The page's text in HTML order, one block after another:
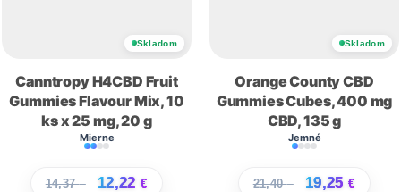
Skladom
Canntropy H4CBD Fruit
Gummies Flavour Mix, 10
ks x 25 mg, 20 g
Mierne
14,37€ 12,22 €
Skladom
Orange County CBD
Gummies Cubes, 400 mg
CBD, 135 g
Jemné
21,40€ 19,25 €